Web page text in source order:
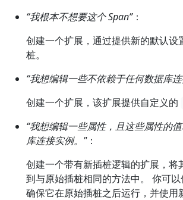
“我根本不想要这个 Span”：
创建一个扩展，通过提供新的默认设
桩。
“我想编辑一些不依赖于任何数据库
创建一个扩展，该扩展提供自定义的
“我想编辑一些属性，且这些属性的
库连接实例。"：
创建一个带有新插桩逻辑的扩展，将
到与原始插桩相同的方法中。 你可以
确保它在原始插桩之后运行，并使用